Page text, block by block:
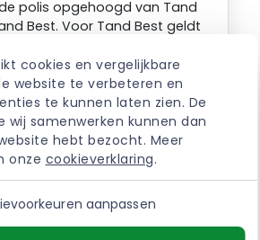
cookies en vergelijkbare
website te verbeteren en
te kunnen laten zien. De
wij samenwerken kunnen dan
hebt bezocht. Meer
onze cookieverklaring.
aanpassen
polis opgehoogd van Tand
Best. Voor Tand Best geldt
dat dit alleen geldt voor het
tussen de Tand Beter en
(lijkt mij logisch toch, als je al
Beter polis hebt?) Februari
kroon laten plaatsen en ben ik
dat deze gedeeltelijk (voor
vergoed vanuit de Tand Beter
minder waar, vgz wenst niets
wat betreft het plaatsen van de